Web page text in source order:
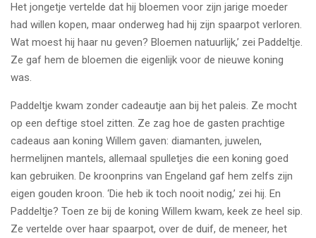
Het jongetje vertelde dat hij bloemen voor zijn jarige moeder
had willen kopen, maar onderweg had hij zijn spaarpot verloren.
Wat moest hij haar nu geven? Bloemen natuurlijk,’ zei Paddeltje.
Ze gaf hem de bloemen die eigenlijk voor de nieuwe koning
was.
Paddeltje kwam zonder cadeautje aan bij het paleis. Ze mocht
op een deftige stoel zitten. Ze zag hoe de gasten prachtige
cadeaus aan koning Willem gaven: diamanten, juwelen,
hermelijnen mantels, allemaal spulletjes die een koning goed
kan gebruiken. De kroonprins van Engeland gaf hem zelfs zijn
eigen gouden kroon. ‘Die heb ik toch nooit nodig,’ zei hij. En
Paddeltje? Toen ze bij de koning Willem kwam, keek ze heel sip.
Ze vertelde over haar spaarpot, over de duif, de meneer, het